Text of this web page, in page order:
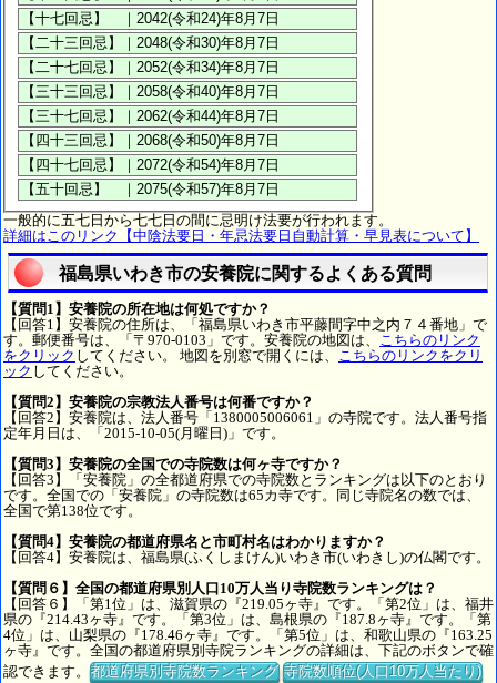
一般的に五七日から七七日の間に忌明け法要が行われます。
詳細はこのリンク【中陰法要日・年忌法要日自動計算・早見表について】
福島県いわき市の安養院に関するよくある質問
【質問1】安養院の所在地は何処ですか？
【回答1】安養院の住所は、「福島県いわき市平藤間字中之内７４番地」で
す。郵便番号は、「〒970-0103」です。安養院の地図は、 こちらのリンク
をクリック してください。 地図を別窓で開くには、 こちらのリンクをクリ
ック してください。
【質問2】安養院の宗教法人番号は何番ですか？
【回答2】安養院は、法人番号「1380005006061」の寺院です。法人番号指
定年月日は、「2015-10-05(月曜日)」です。
【質問3】安養院の全国での寺院数は何ヶ寺ですか？
【回答3】「安養院」の全都道府県での寺院数とランキングは以下のとおり
です。全国での「安養院」の寺院数は65カ寺です。同じ寺院名の数では、
全国で第138位です。
【質問4】安養院の都道府県名と市町村名はわかりますか？
【回答4】安養院は、福島県(ふくしまけん)いわき市(いわきし)の仏閣です。
【質問６】全国の都道府県別人口10万人当り寺院数ランキングは？
【回答６】「第1位」は、滋賀県の『219.05ヶ寺』です。「第2位」は、福井
県の『214.43ヶ寺』です。「第3位」は、島根県の『187.8ヶ寺』です。「第
4位」は、山梨県の『178.46ヶ寺』です。「第5位」は、和歌山県の『163.25
ヶ寺』です。全国の都道府県別寺院ランキングの詳細は、下記のボタンで確
認できます。都道府県別寺院数ランキング 寺院数順位(人口10万人当たり)